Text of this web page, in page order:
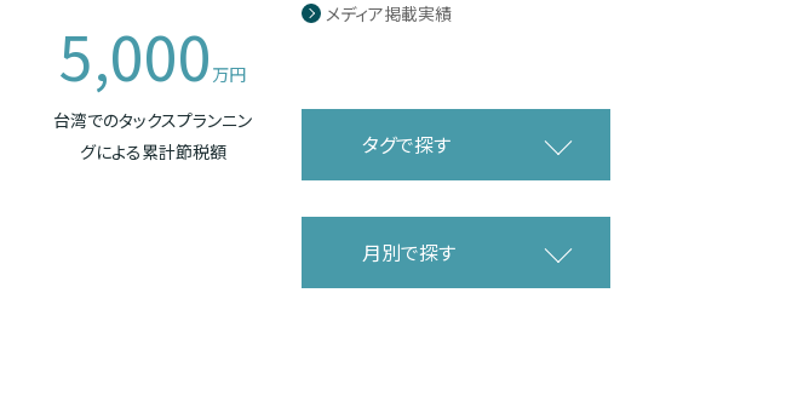
5,000 万円
台湾でのタックスプランニン
グによる累計節税額
メディア掲載実績
タグで探す
月別で探す